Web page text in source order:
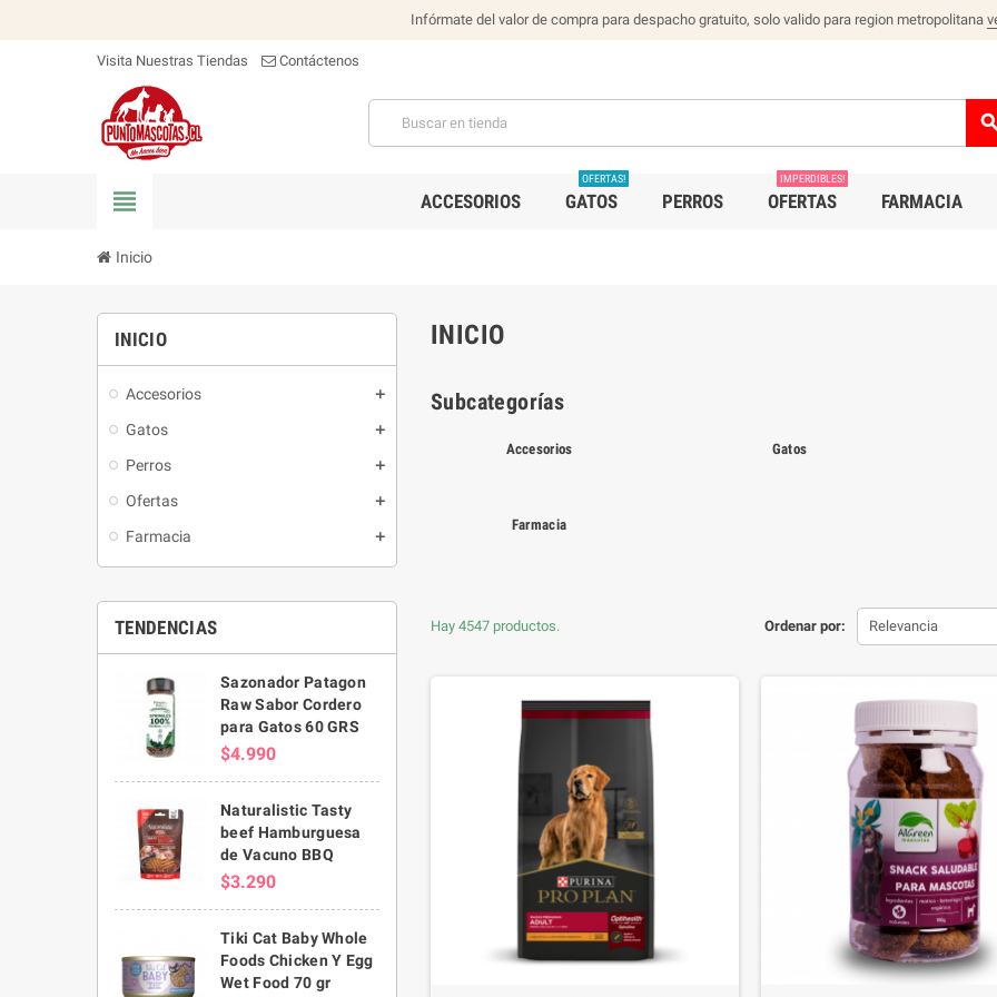
Infórmate del valor de compra para despacho gratuito, solo valido para region metropolitana
Visita Nuestras Tiendas Contáctenos
view_headline ACCESORIOS GATOS
OFERTAS!
PERROS OFERTAS
IMPERDIBLES!
FARMACIA
Inicio
INICIO
Accesorios
Gatos
Perros
Ofertas
Farmacia
TENDENCIAS
Sazonador Patagon
Raw Sabor Cordero
para Gatos 60 GRS
$4.990
Naturalistic Tasty
beef Hamburguesa
de Vacuno BBQ
$3.290
Tiki Cat Baby Whole
Foods Chicken Y Egg
Wet Food 70 gr
INICIO
Subcategorías
Accesorios Gatos
Farmacia
Ordenar por: Relevancia
Hay 4547 productos.